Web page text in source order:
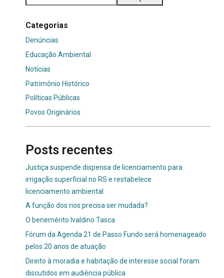
Categorias
Denúncias
Educação Ambiental
Notícias
Patrimônio Histórico
Políticas Públicas
Povos Originários
Posts recentes
Justiça suspende dispensa de licenciamento para
irrigação superficial no RS e restabelece
licenciamento ambiental
A função dos rios precisa ser mudada?
O benemérito Ivaldino Tasca
Fórum da Agenda 21 de Passo Fundo será homenageado
pelos 20 anos de atuação
Direito à moradia e habitação de interesse social foram
discutidos em audiência pública